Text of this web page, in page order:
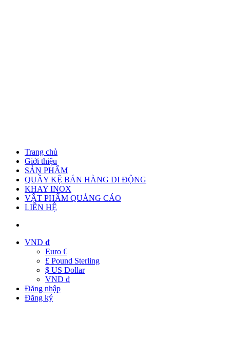
Trang chủ
Giới thiệu
SẢN PHẨM
QUẦY KỆ BÁN HÀNG DI ĐỘNG
KHAY INOX
VẬT PHẨM QUẢNG CÁO
LIÊN HỆ
VND đ
Euro €
£ Pound Sterling
$ US Dollar
VND đ
Đăng nhập
Đăng ký